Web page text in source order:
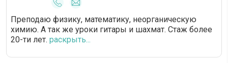
Преподаю физику, математику, неорганическую
химию. А так же уроки гитары и шахмат. Стаж более
20-ти лет. раскрыть...